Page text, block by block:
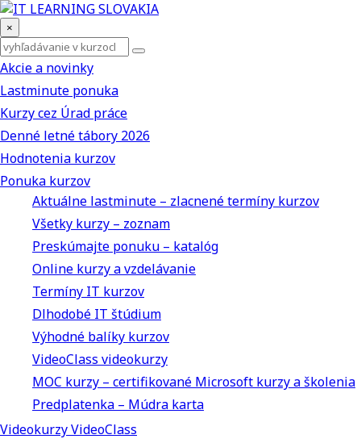
×
Akcie a novinky
Lastminute ponuka
Kurzy cez Úrad práce
Denné letné tábory 2026
Hodnotenia kurzov
Ponuka kurzov
Aktuálne lastminute – zlacnené termíny kurzov
Všetky kurzy – zoznam
Preskúmajte ponuku – katalóg
Online kurzy a vzdelávanie
Termíny IT kurzov
Dlhodobé IT štúdium
Výhodné balíky kurzov
VideoClass videokurzy
MOC kurzy – certifikované Microsoft kurzy a školenia
Predplatenka – Múdra karta
Videokurzy VideoClass